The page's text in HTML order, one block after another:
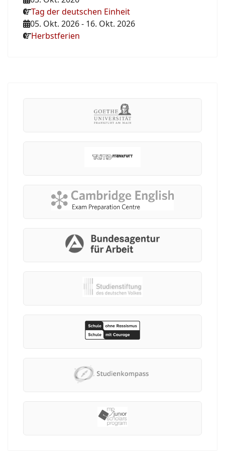
Tag der deutschen Einheit
05. Okt. 2026- 16. Okt. 2026
Herbstferien